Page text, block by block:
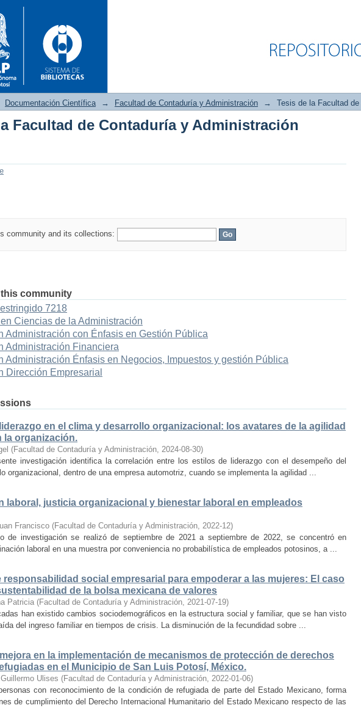
Documentación Científica → Facultad de Contaduría y Administración → Tesis de la Facultad
Facultad de Contaduría y Administración
community and its collections:
community
7218
Ciencias de la Administración
Administración con Énfasis en Gestión Pública
Administración Financiera
Administración Énfasis en Negocios, Impuestos y gestión Pública
Dirección Empresarial
en el clima y desarrollo organizacional: los avatares de la agilidad
la organización.
(Facultad de Contaduría y Administración, 2024-08-30)
investigación identifica la correlación entre los estilos de liderazgo con el desempeño del
organizacional, dentro de una empresa automotriz, cuando se implementa la agilidad ...
laboral, justicia organizacional y bienestar laboral en empleados
Francisco (Facultad de Contaduría y Administración, 2022-12)
de investigación se realizó de septiembre de 2021 a septiembre de 2022, se concentró en
laboral en una muestra por conveniencia no probabilística de empleados potosinos, a ...
responsabilidad social empresarial para empoderar a las mujeres: El caso
de la bolsa mexicana de valores
Patricia (Facultad de Contaduría y Administración, 2021-07-19)
han existido cambios sociodemográficos en la estructura social y familiar, que se han visto
del ingreso familiar en tiempos de crisis. La disminución de la fecundidad sobre ...
en la implementación de mecanismos de protección de derechos
en el Municipio de San Luis Potosí, México.
Ulises (Facultad de Contaduría y Administración, 2022-01-06)
con reconocimiento de la condición de refugiada de parte del Estado Mexicano, forma
de cumplimiento del Derecho Internacional Humanitario del Estado Mexicano respecto de las